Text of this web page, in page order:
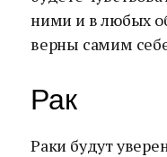
ними и в любых
верны самим
Рак
Раки будут